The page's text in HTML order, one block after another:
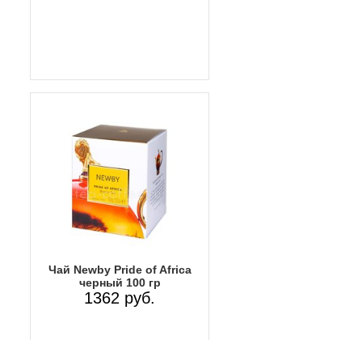
Чай Newby Pride of Africa
черный 100 гр
1362 руб.